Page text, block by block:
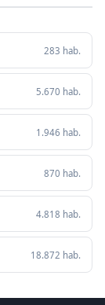
283 hab.
5.670 hab.
1.946 hab.
870 hab.
4.818 hab.
18.872 hab.